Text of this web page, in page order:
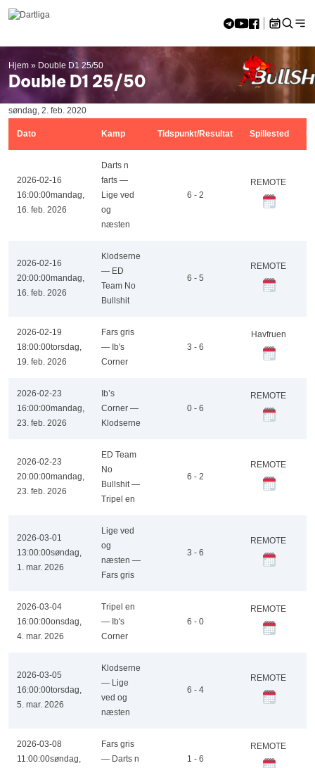
<< aug 2026 >>
Ti O L
S
28
3
4 5 6 7 8
9
11 13 14 15
16
17
18 19 20 21 22
23
25
1 6
Hjem » Double D1 25/50
Double D1 25/50
søndag, 2. feb. 2020
Dato Kamp Tidspunkt/Resultat Spillested
2026-02-16
16:00:00mandag,
16. feb. 2026
Darts n
farts —
Lige ved
og
næsten
6 - 2
REMOTE
2026-02-16
20:00:00mandag,
16. feb. 2026
Klodserne
— ED
Team No
Bullshit
6 - 5
REMOTE
2026-02-19
18:00:00torsdag,
19. feb. 2026
Fars gris
— Ib's
Corner
3 - 6
Havfruen
2026-02-23
16:00:00mandag,
23. feb. 2026
Ib’s
Corner —
Klodserne
0 - 6
REMOTE
2026-02-23
20:00:00mandag,
23. feb. 2026
ED Team
No
Bullshit —
Tripel en
6 - 2
REMOTE
2026-03-01
13:00:00søndag,
1. mar. 2026
Lige ved
og
næsten —
Fars gris
3 - 6
REMOTE
2026-03-04
16:00:00onsdag,
4. mar. 2026
Tripel en
— Ib's
Corner
6 - 0
REMOTE
2026-03-05
16:00:00torsdag,
5. mar. 2026
Klodserne
— Lige
ved og
næsten
6 - 4
REMOTE
2026-03-08
11:00:00søndag,
Fars gris
— Darts n
1 - 6
REMOTE